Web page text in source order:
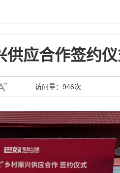
供应合作签约
访问量： 946次